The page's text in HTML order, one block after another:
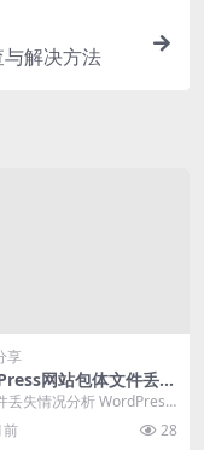
解决方法
享
网站包体文件丢失
及预防
丢失情况分析 WordPress
文件丢失通常表现为以下
...
前 28